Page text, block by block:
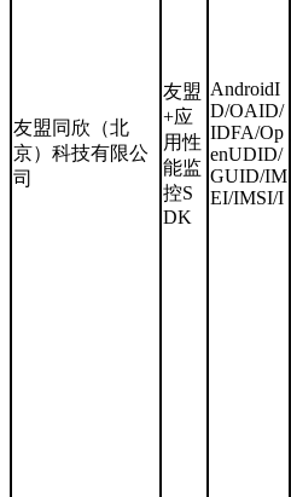
友盟同欣（北
京）科技有限公
司
友盟
+应
用性
能监
控S
DK
AndroidI
D/OAID/
IDFA/Op
enUDID/
GUID/IM
EI/IMSI/I